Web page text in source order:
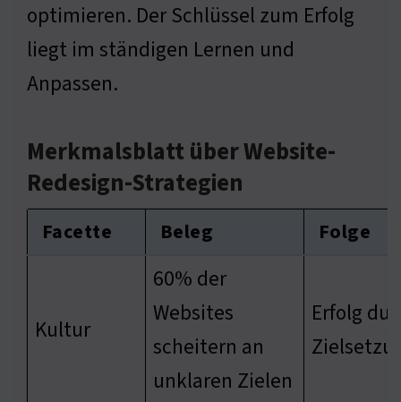
optimieren. Der Schlüssel zum Erfolg
liegt im ständigen Lernen und
Anpassen.
Merkmalsblatt über Website-
Redesign-Strategien
Facette Beleg Folge
Kultur
60% der
Websites
scheitern an
unklaren Zielen
Erfolg